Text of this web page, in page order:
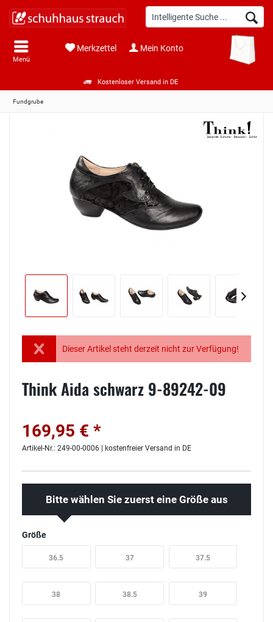
Kostenloser Versand in DE
Menü
Merkzettel Mein Konto
Fundgrube
Dieser Artikel steht derzeit nicht zur Verfügung!
Think Aida schwarz 9-89242-09
169,95 € *
Artikel-Nr.: 249-00-0006 | kostenfreier Versand in DE
Bitte wählen Sie zuerst eine Größe aus
Größe
36.5 37 37.5
38 38.5 39